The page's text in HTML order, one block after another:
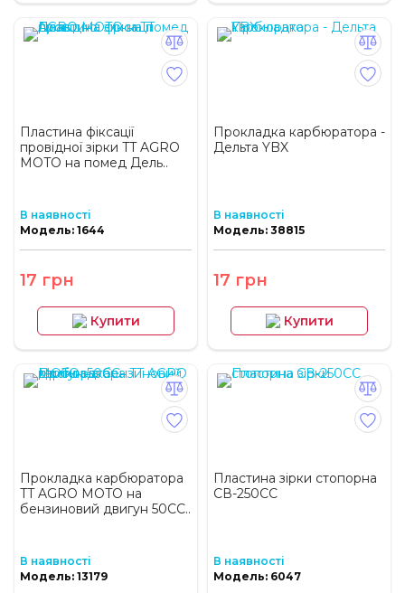
Пластина фіксації
провідної зірки TT AGRO
MOTO на помед Дель..
В наявності
Модель: 1644
17 грн
Купити
Прокладка карбюратора -
Дельта YBX
В наявності
Модель: 38815
17 грн
Купити
Прокладка карбюратора
TT AGRO MOTO на
бензиновий двигун 50CC..
В наявності
Модель: 13179
Пластина зірки стопорна
СВ-250СС
В наявності
Модель: 6047